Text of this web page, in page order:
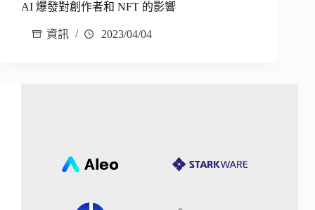
AI 爆發對創作者和 NFT 的影響
資訊 2023/04/04